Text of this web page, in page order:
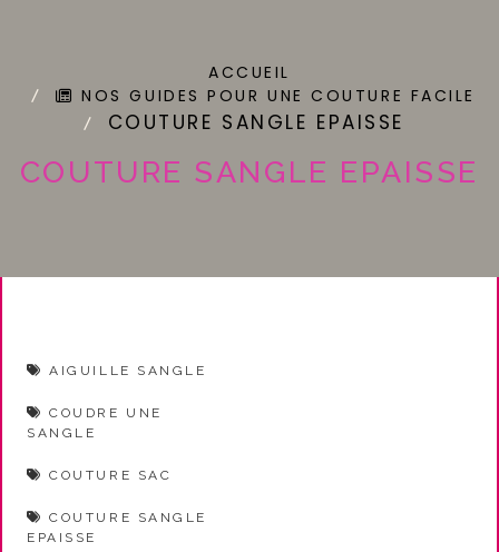
ACCUEIL
NOS GUIDES POUR UNE COUTURE FACILE
COUTURE SANGLE EPAISSE
COUTURE SANGLE EPAISSE
AIGUILLE SANGLE
COUDRE UNE
SANGLE
COUTURE SAC
COUTURE SANGLE
EPAISSE